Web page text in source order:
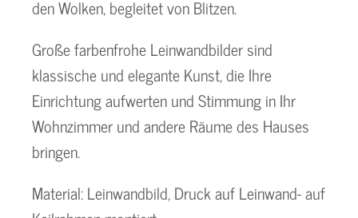
den Wolken, begleitet von Blitzen.
Große farbenfrohe Leinwandbilder sind
klassische und elegante Kunst, die Ihre
Einrichtung aufwerten und Stimmung in Ihr
Wohnzimmer und andere Räume des Hauses
bringen.
Material: Leinwandbild, Druck auf Leinwand- auf